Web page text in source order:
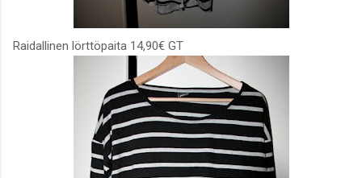
Raidallinen lörttöpaita 14,90€ GT